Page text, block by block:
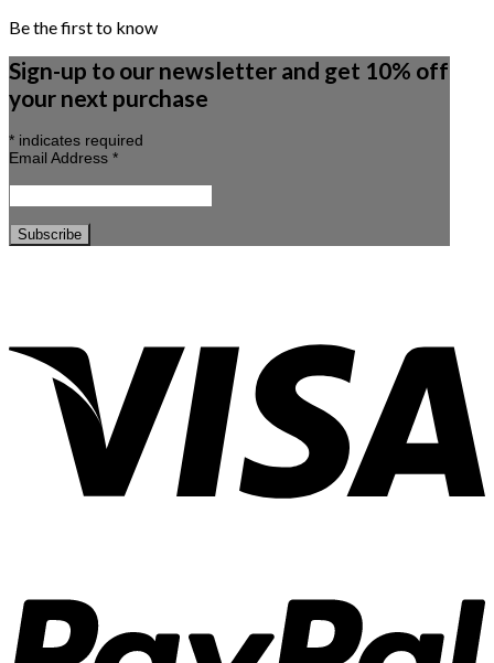
Be the first to know
Sign-up to our newsletter and get 10% off
your next purchase
* indicates required
Email Address *